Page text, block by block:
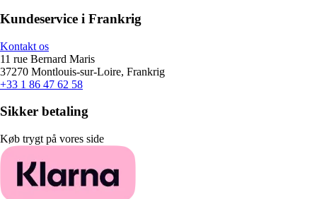
Kundeservice i Frankrig
Kontakt os
11 rue Bernard Maris
37270 Montlouis-sur-Loire, Frankrig
+33 1 86 47 62 58
Sikker betaling
Køb trygt på vores side